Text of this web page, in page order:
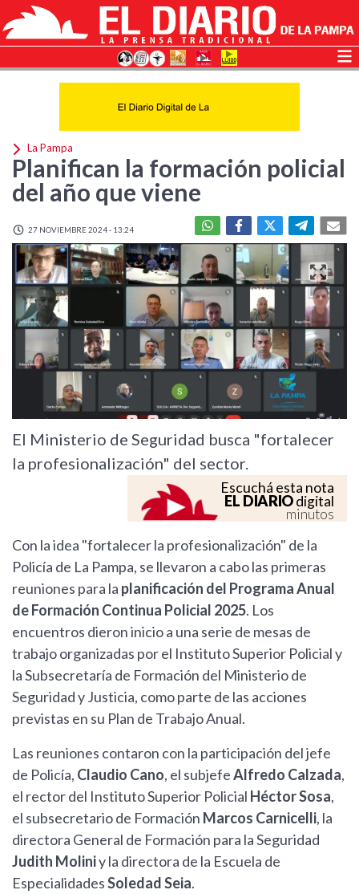
La Pampa
Planifican la formación policial
del año que viene
27 NOVIEMBRE 2024 - 13:24
El Ministerio de Seguridad busca "fortalecer
la profesionalización" del sector.
Escuchá esta nota
EL DIARIOdigital
minutos
Con la idea "fortalecer la profesionalización" de la
Policía de La Pampa, se llevaron a cabo las primeras
reuniones para la planificación del Programa Anual
de Formación Continua Policial 2025. Los
encuentros dieron inicio a una serie de mesas de
trabajo organizadas por el Instituto Superior Policial y
la Subsecretaría de Formación del Ministerio de
Seguridad y Justicia, como parte de las acciones
previstas en su Plan de Trabajo Anual.
Las reuniones contaron con la participación del jefe
de Policía, Claudio Cano, el subjefeAlfredo Calzada,
el rector del Instituto Superior Policial Héctor Sosa,
el subsecretario de Formación Marcos Carnicelli, la
directora General de Formación para la Seguridad
Judith Moliniy la directora de la Escuela de
EspecialidadesSoledad Seia.